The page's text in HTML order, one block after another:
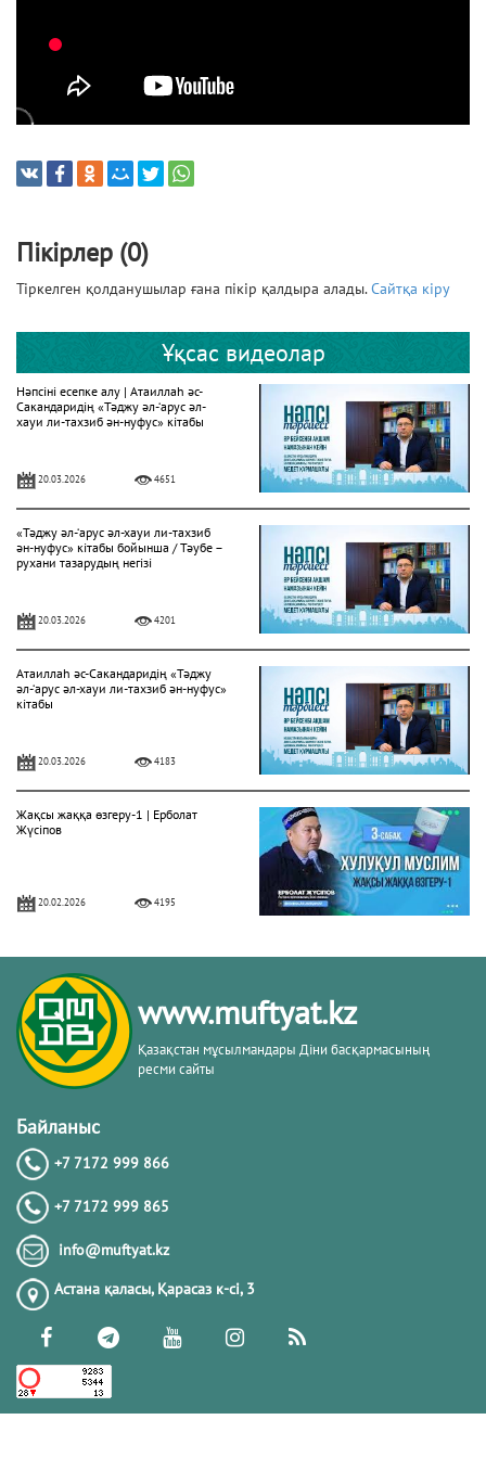
Пікірлер (0)
Тіркелген қолданушылар ғана пікір қалдыра алады.Сайтқа кіру
Ұқсас видеолар
Нәпсіні есепке алу | Атаиллаһ әс-
Сакандаридің «Тәджу әл-‘арус әл-
хауи ли-тахзиб ән-нуфус» кітабы
20.03.2026 4651
«Тәджу әл-‘арус әл-хауи ли-тахзиб
ән-нуфус» кітабы бойынша / Тәубе –
рухани тазарудың негізі
20.03.2026 4201
Атаиллаһ әс-Сакандаридің «Тәджу
әл-‘арус әл-хауи ли-тахзиб ән-нуфус»
кітабы
20.03.2026 4183
Жақсы жаққа өзгеру-1 | Ерболат
Жүсіпов
20.02.2026 4195
Жүрек сырлары 2-дәріс. Тәубе
тақырыбы. Әр-рисала әл-Қушайрия
кітабы негізінде
20.02.2026
20.02.2026
РАМАЗАН – РАХЫМ, КЕШІРІМ ЖӘНЕ
ТОЗАҚТАН ҚҰТЫЛУ АЙЫ
19.02.2026 7398
РАМАЗАН ҚАРСАҢЫНДАҒЫ
www.muftyat.kz
Қазақстан мұсылмандары Діни басқармасының
ресми сайты
Байланыс
+7 7172 999 866
+7 7172 999 865
info@muftyat.kz
Астана қаласы, Қарасаз к-сi, 3